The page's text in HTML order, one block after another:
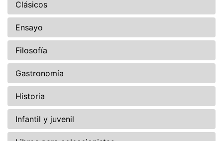
Clásicos
Ensayo
Filosofía
Gastronomía
Historia
Infantil y juvenil